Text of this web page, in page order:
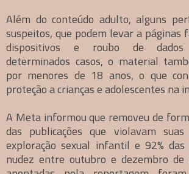
Além do conteúdo adulto, alguns
suspeitos, que podem levar a páginas
dispositivos e roubo de dados
determinados casos, o material
por menores de 18 anos, o que
proteção a crianças e adolescentes na
A Meta informou que removeu de
das publicações que violavam
exploração sexual infantil e 92% das
nudez entre outubro e dezembro de